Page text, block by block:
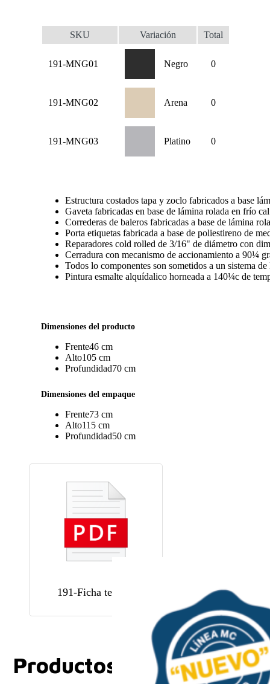
SKU Variación Total
191-MNG01 Negro 0
191-MNG02 Arena 0
191-MNG03 Platino 0
Estructura costados tapa y zoclo fabricados a base
Gaveta fabricadas en base de lámina rolada en frío
Correderas de baleros fabricadas a base de lámina
Porta etiquetas fabricada a base de poliestireno de
Reparadores cold rolled de 3/16" de diámetro con
Cerradura con mecanismo de accionamiento a 90¼
Todos lo componentes son sometidos a un sistema
Pintura esmalte alquídalico horneada a 140¼c de
Dimensiones del producto
Frente46 cm
Alto105 cm
Profundidad70 cm
Dimensiones del empaque
Frente73 cm
Alto115 cm
Profundidad50 cm
191-Ficha tecnica
Productos Relacionados